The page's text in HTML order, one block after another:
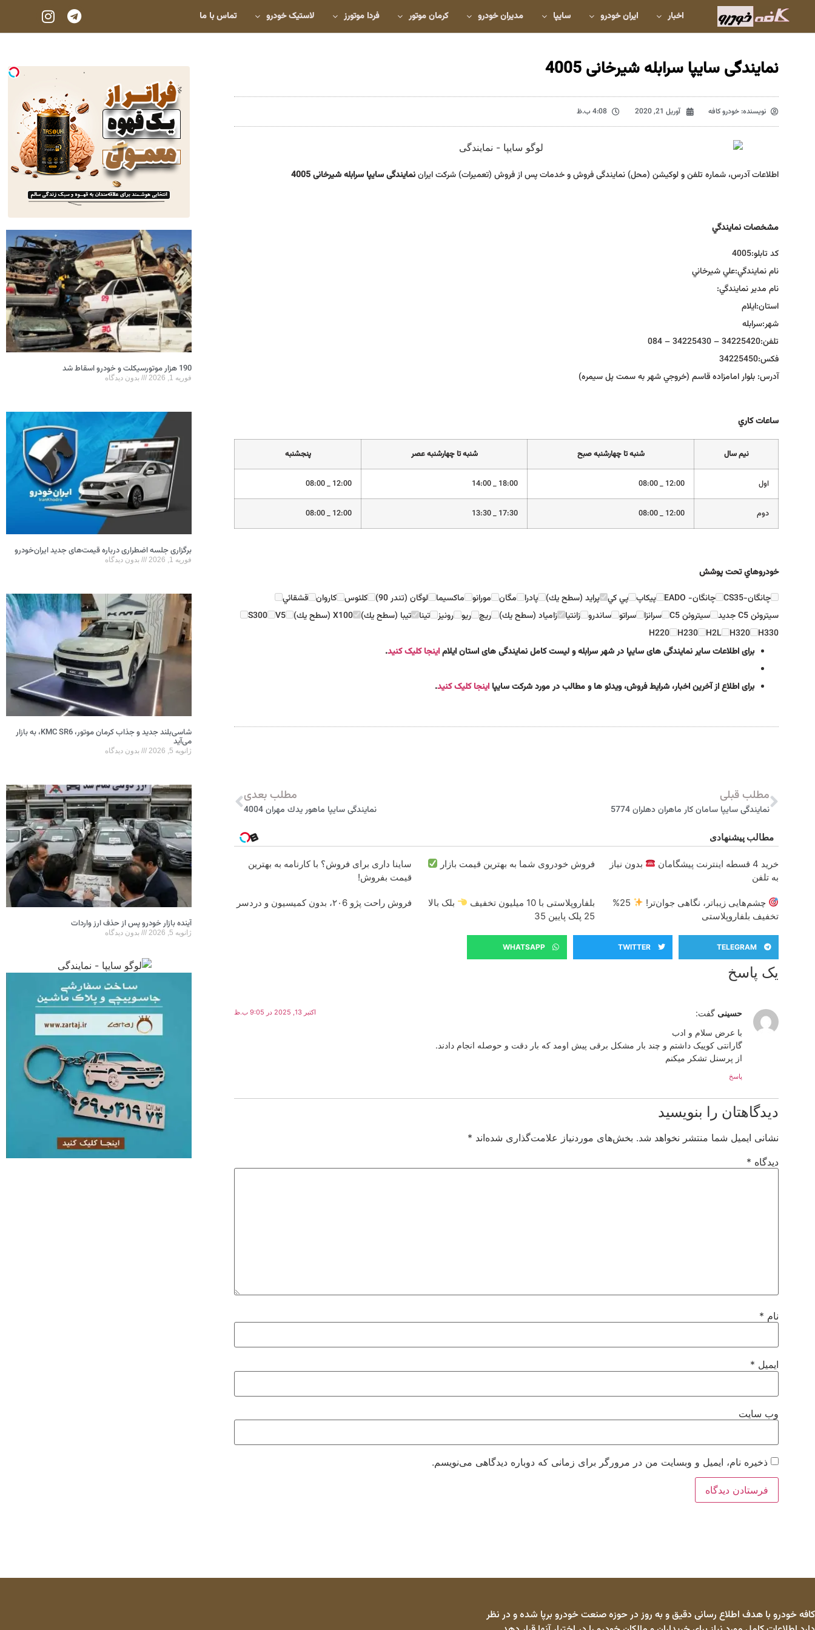
اخبار ایران خودرو سایپا مدیران خودرو کرمان موتور فردا موتورز لاستیک خودرو تماس با ما
نمایندگی سایپا سرابله شیرخانی 4005
نویسنده: خودرو کافه آوریل 21, 2020 4:08 ب.ظ
اطلاعات آدرس، شماره تلفن و لوکیشن (محل) نمایندگی فروش و خدمات پس از فروش (تعمیرات) شرکت ایراننمایندگی سایپا سرابله شیرخانی 4005
مشخصات نمايندگي
كد تابلو:4005
نام نمايندگي:علي شيرخاني
نام مدير نمايندگي:
استان:ايلام
شهر:سرابله
تلفن:34225420 – 34225430 – 084
فكس:34225450
آدرس: بلوار امامزاده قاسم (خروجي شهر به سمت پل سيمره)
ساعات كاري
نيم سال شنبه تا چهارشنبه صبح شنبه تا چهارشنبه عصر پنجشنبه
اول 12:00 _ 08:00
18:00 _ 14:00
12:00 _ 08:00
دوم 12:00 _ 08:00
17:30 _ 13:30
12:00 _ 08:00
خودروهاي تحت پوشش
چانگان-CS35
چانگان- EADO پيكاپ پي كي پرايد (سطح يك) پادرا مگان مورانو ماكسيما لوگان (تندر 90) كلئوس كاروان قشقائي
سيتروئن C5 جديد
سيتروئن C5 سرانزا سراتو ساندرو زانتيا زامياد (سطح يك) ريچ ريو رونيز تينا تيبا (سطح يك) X100 (سطح يك) V5
S300
H330
H320
H2L
H230
H220
برای اطلاعات سایر نمایندگی های سایپا در شهر سرابله و لیست کامل نمایندگی های استان ایلاماینجا کلیک کنید.
برای اطلاع از آخرین اخبار، شرایط فروش، ویدئو ها و مطالب در مورد شرکت سایپا اینجا کلیک کنید.
مطلب قبلی
نمایندگی سایپا سامان كار ماهران دهلران 5774
مطلب بعدی
نمایندگی سایپا ماهور يدك مهران 4004
مطالب پیشنهادی
خرید 4 قسطه اینترنت پیشگامان
بدون نیاز
به تلفن
فروش خودروی شما به بهترین قیمت بازار
ساینا داری برای فروش؟ با کارنامه به بهترین
قیمت بفروش!
چشم‌هایی زیباتر، نگاهی جوان‌تر!
25%
تخفیف بلفاروپلاستی
بلفاروپلاستی با 10 میلیون تخفیف
بلک بالا
25 پلک پایین 35
فروش راحت پژو ۲۰6، بدون کمیسیون و دردسر
TELEGRAM
TWITTER
WHATSAPP
یک پاسخ
حسینی گفت: اکتبر 13, 2025 در 9:05 ب.ظ
با عرض سلام و ادب
گارانتی کوییک داشتم و چند بار مشکل برقی پیش اومد که بار دقت و حوصله انجام دادند.
از پرسنل تشکر میکنم
پاسخ
دیدگاهتان را بنویسید
نشانی ایمیل شما منتشر نخواهد شد. بخش‌های موردنیاز علامت‌گذاری شده‌اند *
دیدگاه *
نام *
ایمیل *
وب‌ سایت
ذخیره نام، ایمیل و وبسایت من در مرورگر برای زمانی که دوباره دیدگاهی می‌نویسم.
190 هزار موتورسیکلت و خودرو اسقاط شد
فوریه 1, 2026 بدون دیدگاه
برگزاری جلسه اضطراری درباره قیمت‌های جدید ایران‌خودرو
فوریه 1, 2026 بدون دیدگاه
شاسی‌بلند جدید و جذاب کرمان موتور، KMC SR6، به بازار
می‌آید
ژانویه 5, 2026 بدون دیدگاه
آینده بازار خودرو پس از حذف ارز واردات
ژانویه 5, 2026 بدون دیدگاه
کافه خودرو با هدف اطلاع رسانی دقیق و به روز در حوزه صنعت خودرو برپا شده و در نظر